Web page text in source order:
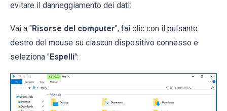
evitare il danneggiamento dei dati:
Vai a "Risorse del computer", fai clic con il pulsante
destro del mouse su ciascun dispositivo connesso e
seleziona "Espelli":